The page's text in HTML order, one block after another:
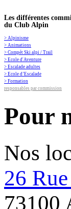
Les différentes
du Club Alpin
> Alpinisme
> Animations
> Compét Ski alpi / Trail
> Ecole d'Aventure
> Escalade adultes
> Ecole d’Escalade
> Formation
responsables par commission
Pour
Nos
26
73100